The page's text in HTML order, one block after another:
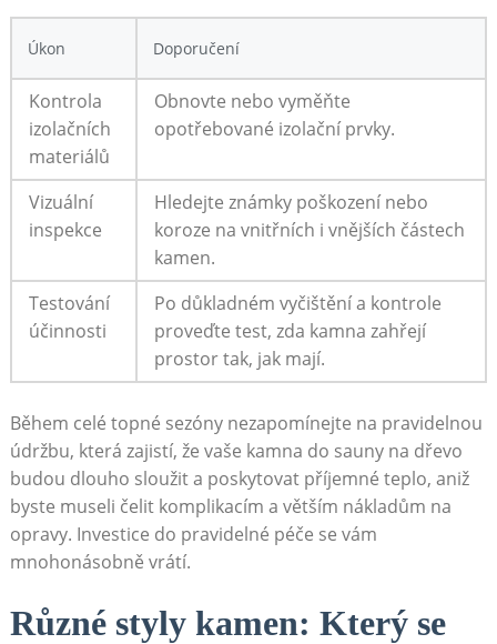
Úkon Doporučení
Kontrola
izolačních
materiálů
Obnovte nebo vyměňte
opotřebované izolační prvky.
Vizuální
inspekce
Hledejte známky poškození nebo
koroze na vnitřních i vnějších částech
kamen.
Testování
účinnosti
Po důkladném vyčištění a kontrole
proveďte test, zda kamna zahřejí
prostor tak, jak mají.
Během celé topné sezóny nezapomínejte na pravidelnou
údržbu, která zajistí, že vaše kamna do sauny na dřevo
budou dlouho sloužit a poskytovat příjemné teplo, aniž
byste museli čelit komplikacím a větším nákladům na
opravy. Investice do pravidelné péče se vám
mnohonásobně vrátí.
Různé styly kamen: Který se